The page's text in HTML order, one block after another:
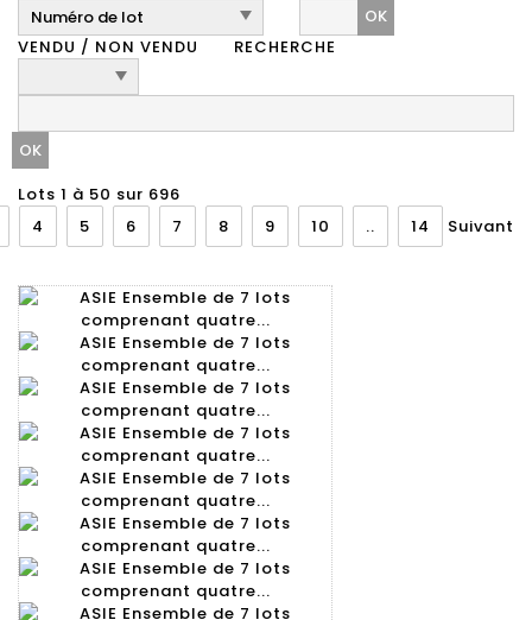
OK
VENDU / NON VENDU
RECHERCHE
Lots 1 à 50 sur 696
4
5 6 7 8 9 10 .. 14 Suivant